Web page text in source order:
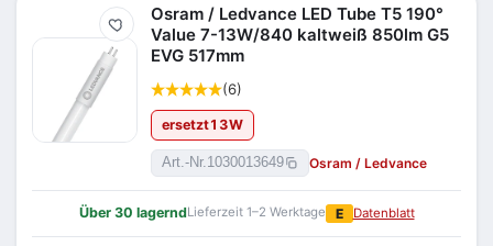
Merken
Osram / Ledvance LED Tube T5 190°
Value 7-13W/840 kaltweiß 850lm G5
EVG 517mm
(6)
ersetzt13W
Art.-Nr.1030013649 Osram / Ledvance
Über 30 lagerndLieferzeit 1–2 Werktage E Datenblatt